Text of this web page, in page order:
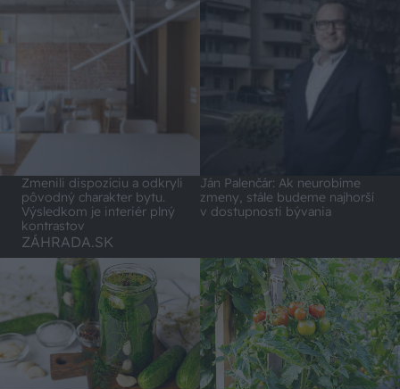
Zmenili dispozíciu a odkryli
pôvodný charakter bytu.
Výsledkom je interiér plný
kontrastov
Ján Palenčár: Ak neurobíme
zmeny, stále budeme najhorší
v dostupnosti bývania
ZÁHRADA.SK